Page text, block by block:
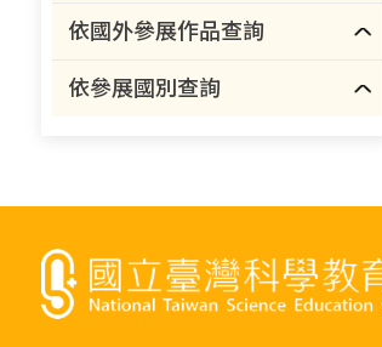
依國外參展作品查詢
依參展國別查詢